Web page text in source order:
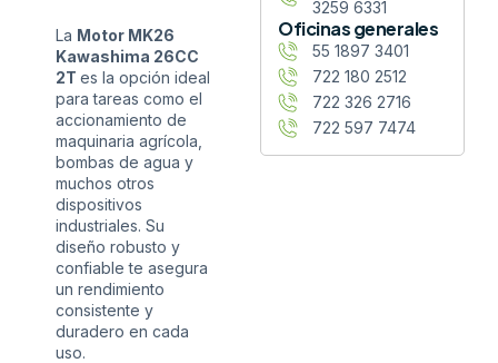
La Motor MK26
Kawashima 26CC
2T es la opción ideal
para tareas como el
accionamiento de
maquinaria agrícola,
bombas de agua y
muchos otros
dispositivos
industriales. Su
diseño robusto y
confiable te asegura
un rendimiento
consistente y
duradero en cada
uso.
3259 6331
Oficinas generales
55 1897 3401
722 180 2512
722 326 2716
722 597 7474